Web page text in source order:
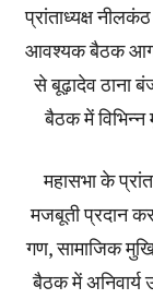
प्रांताध्यक्ष
आवश्यक बैठक
से बूढ़ादेव ठाना
बैठक में विभिन्न
महासभा के
मजबूती प्रदान
गण, सामाजिक
बैठक में अनिवार्य